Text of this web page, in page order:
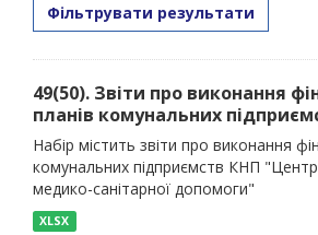
Фільтрувати результати
49(50). Звіти про виконання
планів комунальних
Набір містить звіти про виконання
комунальних підприємств КНП
медико-санітарної допомоги"
XLSX